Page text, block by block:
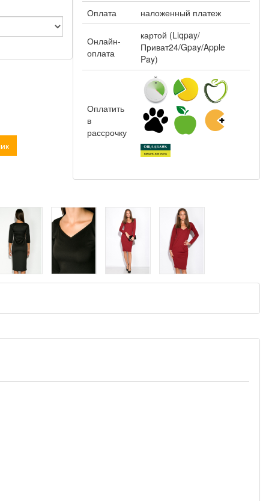
Оплата
наложенный платеж
Онлайн-
оплата
картой (Liqpay/
Приват24/Gpay/Apple
Pay)
Оплатить
в
рассрочку